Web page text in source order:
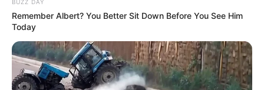
BUZZ DAY
Remember Albert? You Better Sit Down Before You See Him
Today